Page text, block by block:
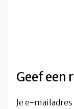
Geef een
Je e-